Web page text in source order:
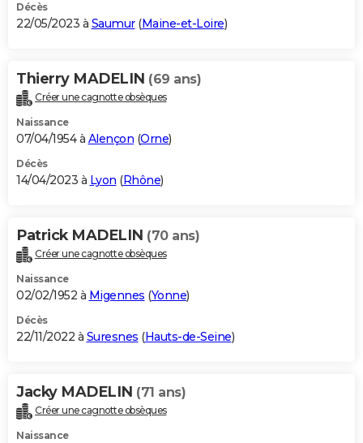
Décès
22/05/2023 à Saumur(Maine-et-Loire)
Thierry MADELIN (69 ans)
Créer une cagnotte obsèques
Naissance
07/04/1954 à Alençon (Orne)
Décès
14/04/2023 à Lyon (Rhône)
Patrick MADELIN (70 ans)
Créer une cagnotte obsèques
Naissance
02/02/1952 à Migennes (Yonne)
Décès
22/11/2022 à Suresnes (Hauts-de-Seine)
Jacky MADELIN (71 ans)
Créer une cagnotte obsèques
Naissance